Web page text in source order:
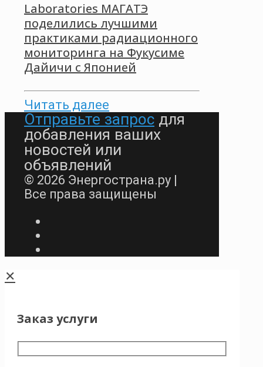
Laboratories МАГАТЭ
поделились лучшими
практиками радиационного
мониторинга на Фукусиме
Дайичи с Японией
Читать далее
Отправьте запрос для
добавления ваших
новостей или
объявлений
© 2026 Энергострана.ру |
Все права защищены
✕
Заказ услуги